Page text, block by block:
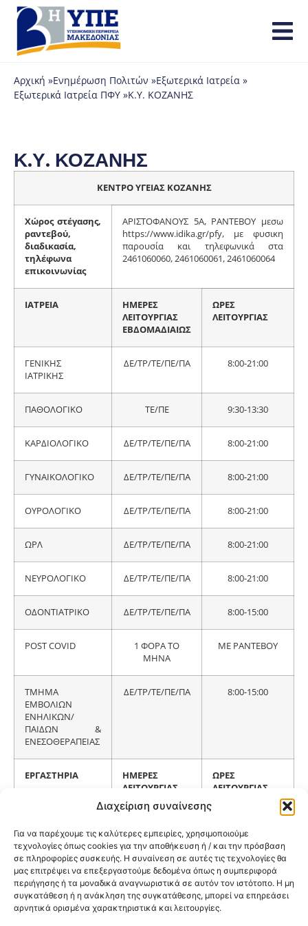
Διαχείριση συναίνεσης
Για να παρέχουμε τις καλύτερες εμπειρίες, χρησιμοποιούμε
τεχνολογίες όπως cookies για την αποθήκευση ή / και την πρόσβαση
σε πληροφορίες συσκευής. Η συναίνεση σε αυτές τις τεχνολογίες θα
μας επιτρέψει να επεξεργαστούμε δεδομένα όπως η συμπεριφορά
περιήγησης ή τα μοναδικά αναγνωριστικά σε αυτόν τον ιστότοπο. Η μη
συγκατάθεση ή η ανάκληση της συγκατάθεσης, μπορεί να επηρεάσει
αρνητικά ορισμένα χαρακτηριστικά και λειτουργίες.
Αρχική »Ενημέρωση Πολιτών »Εξωτερικά Ιατρεία »
Εξωτερικά Ιατρεία ΠΦΥ »Κ.Υ. ΚΟΖΑΝΗΣ
Κ.Υ. ΚΟΖΑΝΗΣ
ΚΕΝΤΡΟ ΥΓΕΙΑΣ ΚΟΖΑΝΗΣ
Χώρος στέγασης,
ραντεβού,
διαδικασία,
τηλέφωνα
επικοινωνίας
ΑΡΙΣΤΟΦΑΝΟΥΣ 5Α, ΡΑΝΤΕΒΟΥ μεσω
https://www.idika.gr/pfy, με φυσικη
παρουσία και τηλεφωνικά στα
2461060060, 2461060061, 2461060064
ΙΑΤΡΕΙΑ
ΗΜΕΡΕΣ
ΛΕΙΤΟΥΡΓΙΑΣ
ΕΒΔΟΜΑΔΙΑΙΩΣ
ΩΡΕΣ
ΛΕΙΤΟΥΡΓΙΑΣ
ΓΕΝΙΚΗΣ
ΙΑΤΡΙΚΗΣ
ΔΕ/ΤΡ/ΤΕ/ΠΕ/ΠΑ 8:00-21:00
ΠΑΘΟΛΟΓΙΚΟ ΤΕ/ΠΕ 9:30-13:30
ΚΑΡΔΙΟΛΟΓΙΚΟ ΔΕ/ΤΡ/ΤΕ/ΠΕ/ΠΑ 8:00-21:00
ΓΥΝΑΙΚΟΛΟΓΙΚΟ ΔΕ/ΤΡ/ΤΕ/ΠΕ/ΠΑ 8:00-21:00
ΟΥΡΟΛΟΓΙΚΟ ΔΕ/ΤΡ/ΤΕ/ΠΕ/ΠΑ 8:00-21:00
ΩΡΛ ΔΕ/ΤΡ/ΤΕ/ΠΕ/ΠΑ 8:00-21:00
ΝΕΥΡΟΛΟΓΙΚΟ ΔΕ/ΤΡ/ΤΕ/ΠΕ/ΠΑ 8:00-21:00
ΟΔΟΝΤΙΑΤΡΙΚΟ ΔΕ/ΤΡ/ΤΕ/ΠΕ/ΠΑ 8:00-15:00
POST COVID
1 ΦΟΡΑ ΤΟ
ΜΗΝΑ
ΜΕ ΡΑΝΤΕΒΟΥ
ΤΜΗΜΑ
ΕΜΒΟΛΙΩΝ
ΕΝΗΛΙΚΩΝ/
ΠΑΙΔΩΝ &
ΕΝΕΣΟΘΕΡΑΠΕΙΑΣ
ΔΕ/ΤΡ/ΤΕ/ΠΕ/ΠΑ 8:00-15:00
ΕΡΓΑΣΤΗΡΙΑ
ΗΜΕΡΕΣ
ΛΕΙΤΟΥΡΓΙΑΣ
ΕΒΔΟΜΑΔΙΑΙΩΣ
ΩΡΕΣ
ΛΕΙΤΟΥΡΓΙΑΣ
ΜΙΚΡΟΒΙΟΛΟΓΙΚΟ
ΕΡΓΑΣΤΗΡΙΟ
ΔΕ/ΤΡ/ΤΕ/ΠΕ/ΠΑ
ΑΙΜΟΛΗΨΙΕΣ
8:00-10:00
ΡΑΝΤΕΒΟΥ ΣΤΟ
2461060062
ΑΚΤΙΝΟΛΟΓΙΚΟ
ΔΕ/ΤΡ/ΤΕ/ΠΕ/ΠΑ
ΡΑΝΤΕΒΟΥ ΣΤΟ